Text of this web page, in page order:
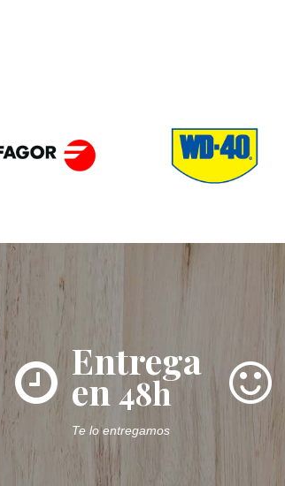
Entrega
en48h
Te lo entregamos